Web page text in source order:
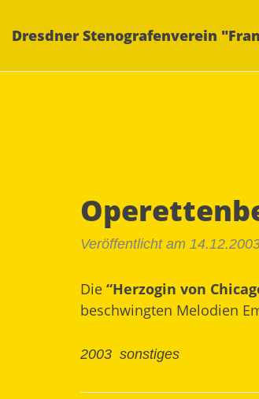
Dresdner Stenografenverein
Veröffentlicht am
Die “Herzogin von
beschwingten Melodien
2003 sonstiges